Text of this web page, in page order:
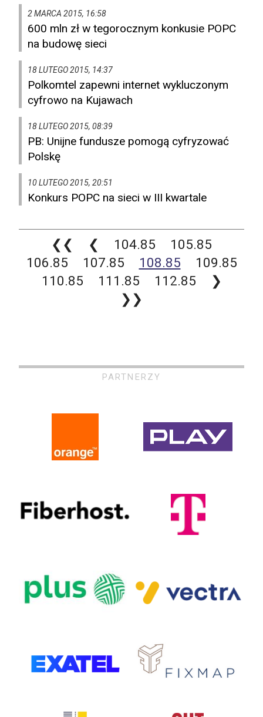
2 MARCA 2015, 16:58
600 mln zł w tegorocznym konkusie POPC
na budowę sieci
18 LUTEGO 2015, 14:37
Polkomtel zapewni internet wykluczonym
cyfrowo na Kujawach
18 LUTEGO 2015, 08:39
PB: Unijne fundusze pomogą cyfryzować
Polskę
10 LUTEGO 2015, 20:51
Konkurs POPC na sieci w III kwartale
❮❮ ❮ 104.85
105.85
106.85
107.85 108.85
109.85
110.85
111.85 112.85
❯
❯❯
PARTNERZY